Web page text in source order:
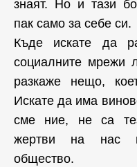
знаят. Но и тази
пак само за себе си.
Къде искате да
социалните мрежи
разкаже нещо,
Искате да има
сме ние, не са
жертви на нас
общество.